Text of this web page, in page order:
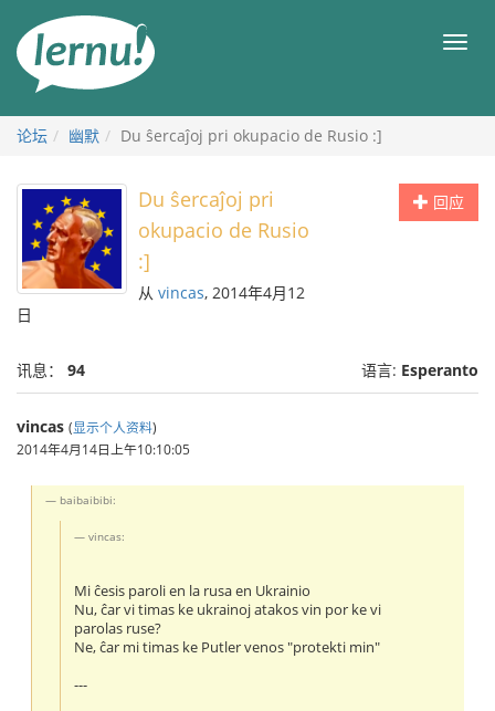
目
论坛 幽默 Du ŝercaĵoj pri okupacio de Rusio :]
回应
Du ŝercaĵoj pri
okupacio de Rusio
:]
从 vincas, 2014年4月12
日
讯息： 94 语言: Esperanto
vincas (显示个人资料)
2014年4月14日上午10:10:05
baibaibibi:
vincas:
Mi ĉesis paroli en la rusa en Ukrainio
Nu, ĉar vi timas ke ukrainoj atakos vin por ke vi
parolas ruse?
Ne, ĉar mi timas ke Putler venos "protekti min"
---